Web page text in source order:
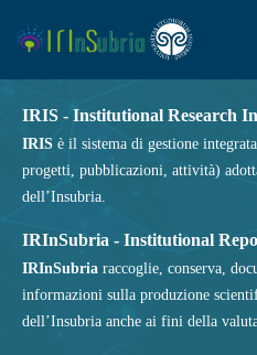
IRIS - Institutional Research
IRIS è il sistema di gestione
progetti, pubblicazioni, attività)
dell’Insubria.
IRInSubria - Institutional
IRInSubria raccoglie, conserva,
informazioni sulla produzione
dell’Insubria anche ai fini della